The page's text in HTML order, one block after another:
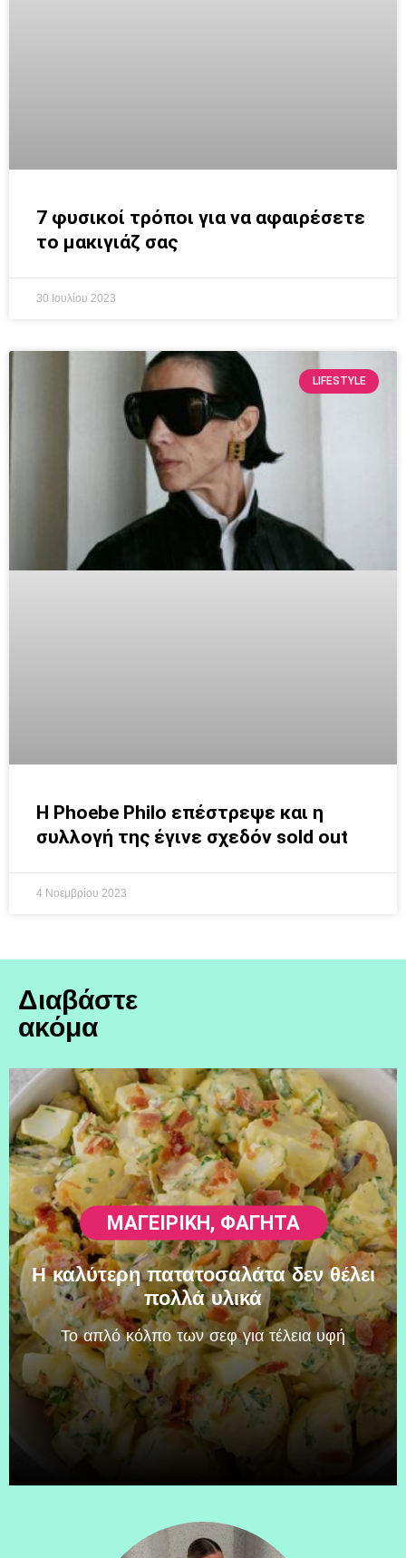
7 φυσικοί τρόποι για να αφαιρέσετε
το μακιγιάζ σας
30 Ιουλίου 2023
LIFESTYLE
H Phoebe Philo επέστρεψε και η
συλλογή της έγινε σχεδόν sold out
4 Νοεμβρίου 2023
Διαβάστε
ακόμα
ΜΑΓΕΙΡΙΚΗ, ΦΑΓΗΤΆ
Η καλύτερη πατατοσαλάτα δεν θέλει
πολλά υλικά
Το απλό κόλπο των σεφ για τέλεια υφή